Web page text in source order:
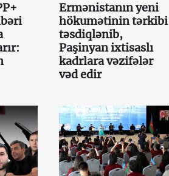
Ermənistanın yeni
hökumətinin tərkibi
təsdiqlənib,
Paşinyan ixtisaslı
kadrlara vəzifələr
vəd edir